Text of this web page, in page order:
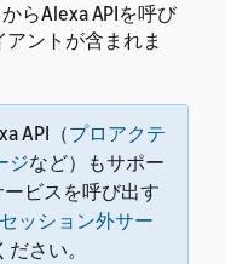
らAlexa APIを呼び
ントが含まれま
API（プロアクテ
ジなど）もサポー
ービスを呼び出す
ッション外サー
さい。